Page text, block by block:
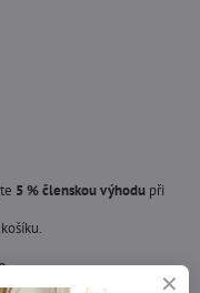
5 % členskou výhodu při
?